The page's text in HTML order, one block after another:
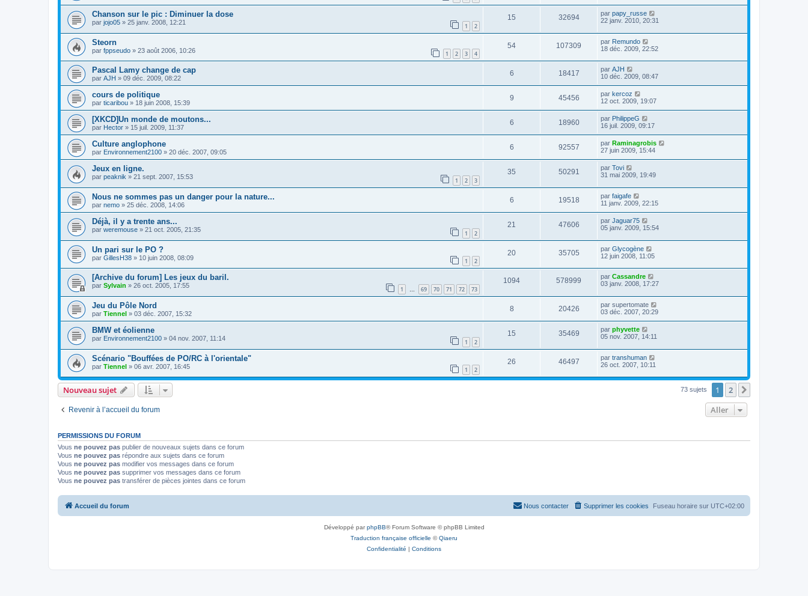
Chanson sur le pic : Diminuer la dose
par jojo05 » 25 janv. 2008, 12:21 1 2
15 32694 par papy_russe
22 janv. 2010, 20:31
Steorn
par fppseudo » 23 août 2006, 10:26 1 2 3 4
54 107309 par Remundo
18 déc. 2009, 22:52
Pascal Lamy change de cap
par AJH » 09 déc. 2009, 08:22
6 18417 par AJH
10 déc. 2009, 08:47
cours de politique
par ticaribou » 18 juin 2008, 15:39
9 45456 par kercoz
12 oct. 2009, 19:07
[XKCD]Un monde de moutons...
par Hector » 15 juil. 2009, 11:37
6 18960 par PhilippeG
16 juil. 2009, 09:17
Culture anglophone
par Environnement2100 » 20 déc. 2007, 09:05
6 92557 par Raminagrobis
27 juin 2009, 15:44
Jeux en ligne.
par peaknik » 21 sept. 2007, 15:53 1 2 3
35 50291 par Tovi
31 mai 2009, 19:49
Nous ne sommes pas un danger pour la nature...
par nemo » 25 déc. 2008, 14:06
6 19518 par faigafe
11 janv. 2009, 22:15
Déjà, il y a trente ans...
par weremouse » 21 oct. 2005, 21:35 1 2
21 47606 par Jaguar75
05 janv. 2009, 15:54
Un pari sur le PO ?
par GillesH38 » 10 juin 2008, 08:09 1 2
20 35705 par Glycogène
12 juin 2008, 11:05
[Archive du forum] Les jeux du baril.
par Sylvain » 26 oct. 2005, 17:55 1 … 69 70 71 72 73
1094 578999 par Cassandre
03 janv. 2008, 17:27
Jeu du Pôle Nord
par Tiennel » 03 déc. 2007, 15:32
8 20426 par supertomate
03 déc. 2007, 20:29
BMW et éolienne
par Environnement2100 » 04 nov. 2007, 11:14 1 2
15 35469 par phyvette
05 nov. 2007, 14:11
Scénario "Bouffées de PO/RC à l'orientale"
par Tiennel » 06 avr. 2007, 16:45 1 2
26 46497 par transhuman
26 oct. 2007, 10:11
Nouveau sujet 73 sujets 1 2
Revenir à l’accueil du forum Aller
PERMISSIONS DU FORUM
Vous ne pouvez pas publier de nouveaux sujets dans ce forum
Vous ne pouvez pas répondre aux sujets dans ce forum
Vous ne pouvez pas modifier vos messages dans ce forum
Vous ne pouvez pas supprimer vos messages dans ce forum
Vous ne pouvez pas transférer de pièces jointes dans ce forum
Accueil du forum Fuseau horaire sur UTC+02:00
Supprimer les cookies
Nous contacter
Développé parphpBB® Forum Software © phpBB Limited
Traduction française officielle ©Qiaeru
Confidentialité | Conditions